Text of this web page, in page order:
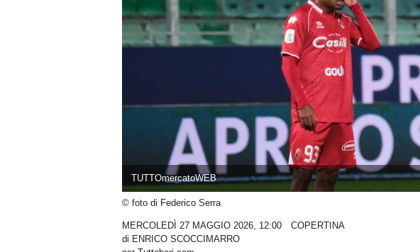
TUTTOmercatoWEB
© foto di Federico Serra
MERCOLEDÌ 27 MAGGIO 2026, 12:00
COPERTINA
di ENRICO SCOCCIMARRO